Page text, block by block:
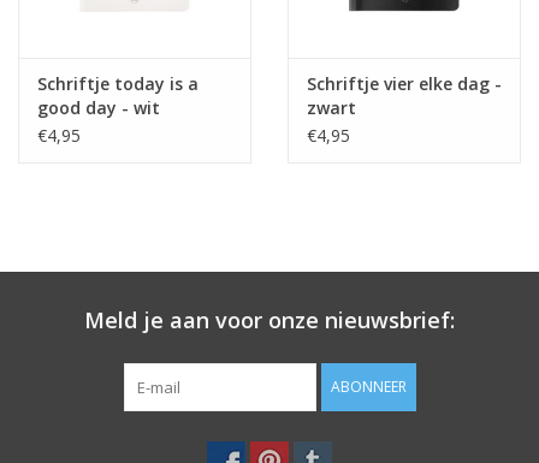
Schriftje today is a
good day - wit
€4,95
Schriftje vier elke dag -
zwart
€4,95
Meld je aan voor onze nieuwsbrief:
ABONNEER